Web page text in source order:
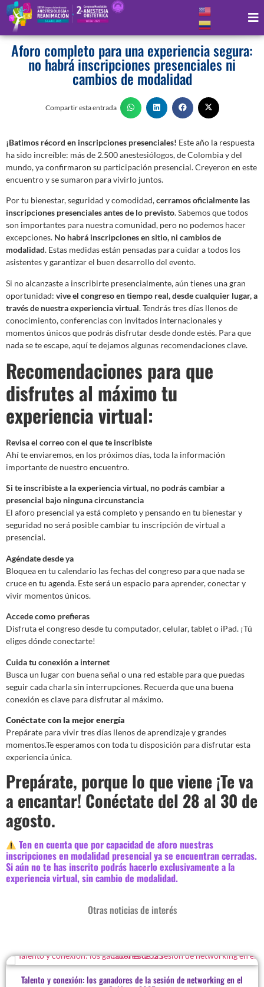
15 de agosto de 2025
Aforo completo para una experiencia segura:
no habrá inscripciones presenciales ni
cambios de modalidad
Compartir esta entrada
¡Batimos récord en inscripciones presenciales! Este año la respuesta
ha sido increíble: más de 2.500 anestesiólogos, de Colombia y del
mundo, ya confirmaron su participación presencial. Creyeron en este
encuentro y se sumaron para vivirlo juntos.
Por tu bienestar, seguridad y comodidad,cerramos oficialmente las
inscripciones presenciales antes de lo previsto. Sabemos que todos
son importantes para nuestra comunidad, pero no podemos hacer
excepciones. No habrá inscripciones en sitio, ni cambios de
modalidad. Estas medidas están pensadas para cuidar a todos los
asistentes y garantizar el buen desarrollo del evento.
Si no alcanzaste a inscribirte presencialmente, aún tienes una gran
oportunidad: vive el congreso en tiempo real, desde cualquier lugar, a
través de nuestra experiencia virtual. Tendrás tres días llenos de
conocimiento, conferencias con invitados internacionales y
momentos únicos que podrás disfrutar desde donde estés. Para que
nada se te escape, aquí te dejamos algunas recomendaciones clave.
Recomendaciones para que
disfrutes al máximo tu
experiencia virtual:
Revisa el correo con el que te inscribiste
Ahí te enviaremos, en los próximos días, toda la información
importante de nuestro encuentro.
Si te inscribiste a la experiencia virtual, no podrás cambiar a
presencial bajo ninguna circunstancia
El aforo presencial ya está completo y pensando en tu bienestar y
seguridad no será posible cambiar tu inscripción de virtual a
presencial.
Agéndate desde ya
Bloquea en tu calendario las fechas del congreso para que nada se
cruce en tu agenda. Este será un espacio para aprender, conectar y
vivir momentos únicos.
Accede como prefieras
Disfruta el congreso desde tu computador, celular, tablet o iPad. ¡Tú
eliges dónde conectarte!
Cuida tu conexión a internet
Busca un lugar con buena señal o una red estable para que puedas
seguir cada charla sin interrupciones. Recuerda que una buena
conexión es clave para disfrutar al máximo.
Conéctate con la mejor energía
Prepárate para vivir tres días llenos de aprendizaje y grandes
momentos.Te esperamos con toda tu disposición para disfrutar esta
experiencia única.
Prepárate, porque lo que viene ¡Te va
a encantar! Conéctate del 28 al 30 de
agosto.
Tenen cuenta que por capacidad de aforo nuestras
inscripciones en modalidad presencial ya se encuentran cerradas.
Si aún no te has inscrito podrás hacerlo exclusivamente a la
experiencia virtual, sin cambio de modalidad.
Otras noticias de interés
Talento y conexión: los ganadores de la sesión de networking en el